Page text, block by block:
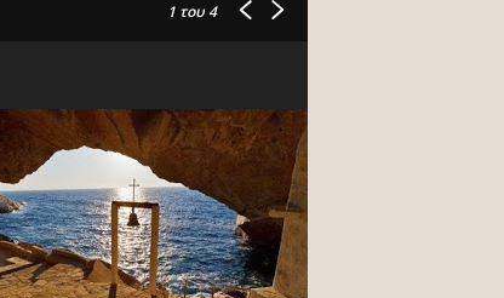
1 του 4